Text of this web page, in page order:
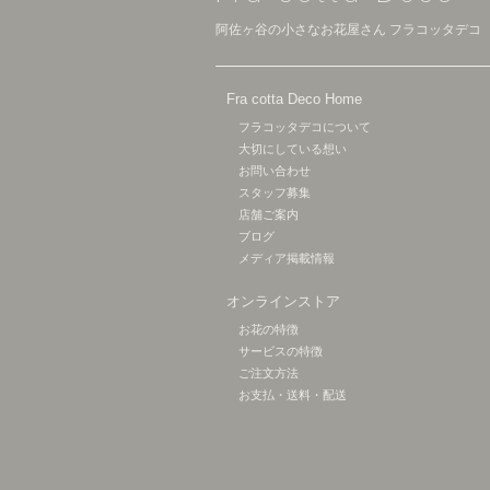
阿佐ヶ谷の小さなお花屋さん フラコッタデコ
Fra cotta Deco Home
フラコッタデコについて
大切にしている想い
お問い合わせ
スタッフ募集
店舗ご案内
ブログ
メディア掲載情報
オンラインストア
お花の特徴
サービスの特徴
ご注文方法
お支払・送料・配送